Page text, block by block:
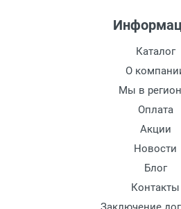
дополнительных
Доставляем товар по
Сдэк до
Доставка
Данный способ
Каталог
О
Мы в
Оплата
Акции
Новости
Блог
Контакты